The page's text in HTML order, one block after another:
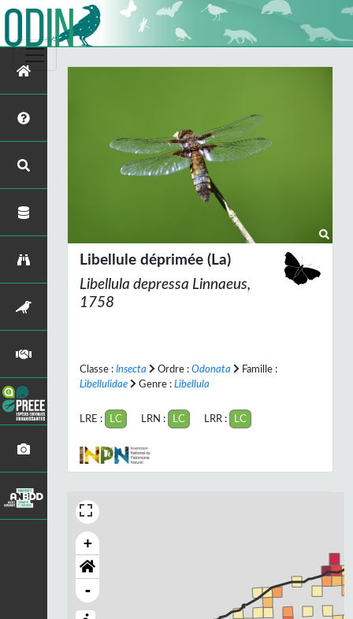
Libellule déprimée (La)
Libellula depressa Linnaeus,
1758
Classe : Insecta Ordre : Odonata
Famille :
Libellulidae
Genre : Libellula
LRE : LC LRN : LC LRR : LC
+
-